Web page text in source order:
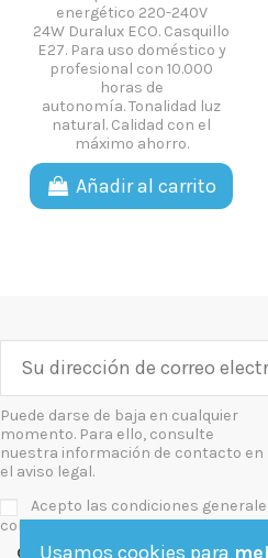
energético 220-240V
24W Duralux ECO. Casquillo
E27. Para uso doméstico y
profesional con 10.000
horas de
autonomía. Tonalidad luz
natural. Calidad con el
máximo ahorro.
Añadir al carrito
Puede darse de baja en cualquier
momento. Para ello, consulte
nuestra información de contacto en
el aviso legal.
Acepto las condiciones
confidencialidad
Contact us
Usamos cookies para